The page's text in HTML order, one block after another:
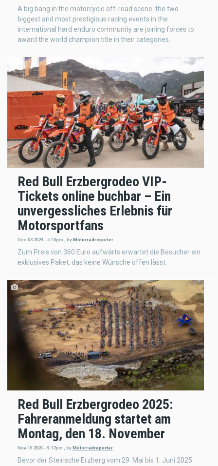
A big bang in the motorcycle off-road scene: the two
biggest and most prestigious racing events in the
international hard enduro community are joining forces to
award the world champion title in their categories.
Red Bull Erzbergrodeo VIP-
Tickets online buchbar – Ein
unvergessliches Erlebnis für
Motorsportfans
Dec 03 2024 - 5:10pm , byMotorradreporter
Zum Preis von 360 Euro aufwärts erwartet die Besucher ein
exklusives Paket, das keine Wünsche offen lässt.
Red Bull Erzbergrodeo 2025:
Fahreranmeldung startet am
Montag, den 18. November
Nov 15 2024 - 9:17pm , byMotorradreporter
Bevor der Steirische Erzberg vom 29. Mai bis 1. Juni 2025